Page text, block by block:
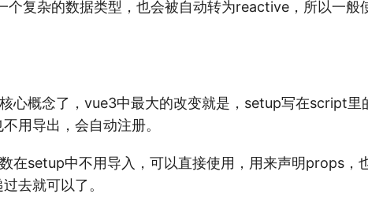
个复杂的数据类型，也会被自动转为reactive，所以一般
心概念了，vue3中最大的改变就是，setup写在script里
用导出，会自动注册。
在setup中不用导入，可以直接使用，用来声明props，
去就可以了。